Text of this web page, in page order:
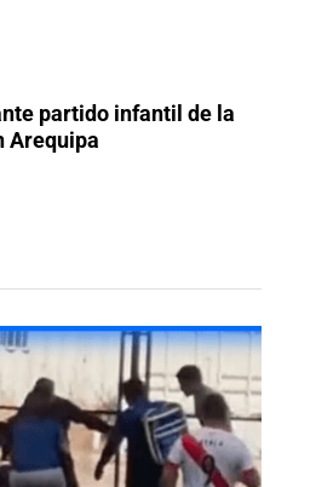
partido infantil de la
Arequipa